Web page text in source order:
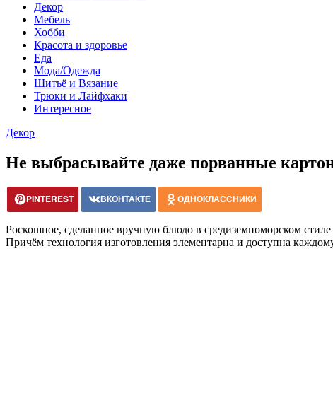
Декор
Мебель
Хобби
Красота и здоровье
Еда
Мода/Одежда
Шитьё и Вязание
Трюки и Лайфхаки
Интересное
Декор
Не выбрасывайте даже порванные
PINTEREST ВКОНТАКТЕ ОДНОКЛАССНИКИ
Роскошное, сделанное вручную блюдо в средиземноморском
Причём технология изготовления элементарна и доступна